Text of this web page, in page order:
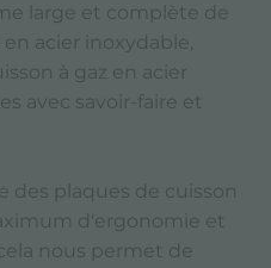
large et complète de
acier inoxydable,
à gaz en acier
avec savoir-faire et
des plaques de cuisson
d'ergonomie et
nous permet de